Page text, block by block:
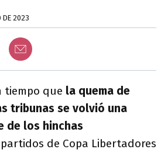
DE 2023
tiempo que la quema de
tribunas se volvió una
de los hinchas
de Copa Libertadores